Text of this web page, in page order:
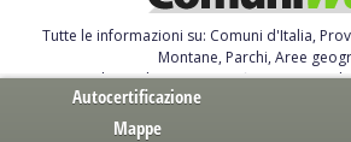
Tutte le informazioni su: Comuni d'Italia,
Montane, Parchi, Aree
Servizi al Cittadino. Autocertificazione,
Autocertificazione
Mappe